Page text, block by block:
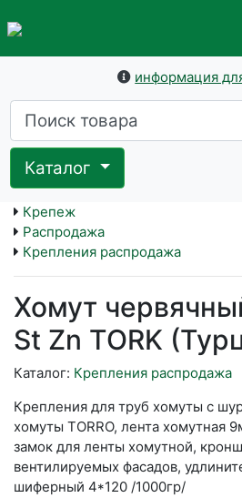
информация
Каталог
Крепеж
Распродажа
Крепления распродажа
Хомут
St Zn TORK
Каталог: Крепления распродажа
Крепления для труб хомуты с
хомуты TORRO, лента хомутная
замок для ленты хомутной,
вентилируемых фасадов,
шиферный 4*120 /1000гр/